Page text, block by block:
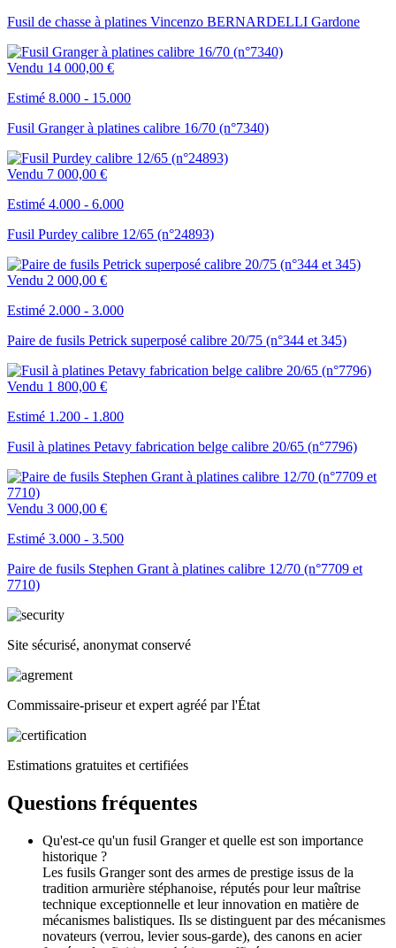
Fusil de chasse à platines Vincenzo BERNARDELLI Gardone
Vendu 14 000,00 €
Estimé 8.000 - 15.000
Fusil Granger à platines calibre 16/70 (n°7340)
Vendu 7 000,00 €
Estimé 4.000 - 6.000
Fusil Purdey calibre 12/65 (n°24893)
Vendu 2 000,00 €
Estimé 2.000 - 3.000
Paire de fusils Petrick superposé calibre 20/75 (n°344 et 345)
Vendu 1 800,00 €
Estimé 1.200 - 1.800
Fusil à platines Petavy fabrication belge calibre 20/65 (n°7796)
Vendu 3 000,00 €
Estimé 3.000 - 3.500
Paire de fusils Stephen Grant à platines calibre 12/70 (n°7709 et
7710)
Site sécurisé, anonymat conservé
Commissaire-priseur et expert agréé par l'État
Estimations gratuites et certifiées
Questions fréquentes
Qu'est-ce qu'un fusil Granger et quelle est son importance
historique ?
Les fusils Granger sont des armes de prestige issus de la
tradition armurière stéphanoise, réputés pour leur maîtrise
technique exceptionnelle et leur innovation en matière de
mécanismes balistiques. Ils se distinguent par des mécanismes
novateurs (verrou, levier sous-garde), des canons en acier